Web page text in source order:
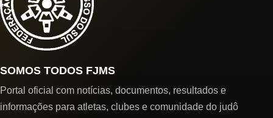
SOMOS TODOS FJMS
Portal oficial com notícias, documentos, resultados e
informações para atletas, clubes e comunidade do judô